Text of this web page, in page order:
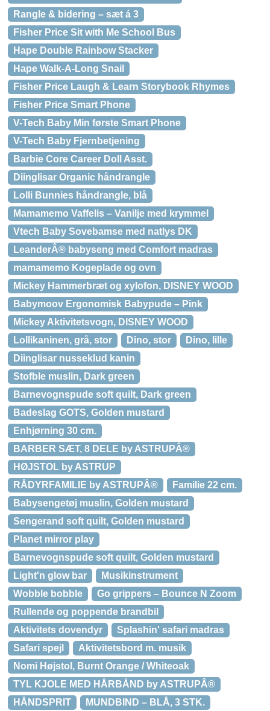
Rangle & bidering – sæt á 3
Fisher Price Sit with Me School Bus
Hape Double Rainbow Stacker
Hape Walk-A-Long Snail
Fisher Price Laugh & Learn Storybook Rhymes
Fisher Price Smart Phone
V-Tech Baby Min første Smart Phone
V-Tech Baby Fjernbetjening
Barbie Core Career Doll Asst.
Diinglisar Organic håndrangle
Lolli Bunnies håndrangle, blå
Mamamemo Vaffelis – Vanilje med krymmel
Vtech Baby Sovebamse med natlys DK
LeanderÂ® babyseng med Comfort madras
mamamemo Kogeplade og ovn
Mickey Hammerbræt og xylofon, DISNEY WOOD
Babymoov Ergonomisk Babypude – Pink
Mickey Aktivitetsvogn, DISNEY WOOD
Lollikaninen, grå, stor
Dino, stor
Dino, lille
Diinglisar nusseklud kanin
Stofble muslin, Dark green
Barnevognspude soft quilt, Dark green
Badeslag GOTS, Golden mustard
Enhjørning 30 cm.
BARBER SÆT, 8 DELE by ASTRUPÂ®
HØJSTOL by ASTRUP
RÅDYRFAMILIE by ASTRUPÂ®
Familie 22 cm.
Babysengetøj muslin, Golden mustard
Sengerand soft quilt, Golden mustard
Planet mirror play
Barnevognspude soft quilt, Golden mustard
Light'n glow bar
Musikinstrument
Wobble bobble
Go grippers – Bounce N Zoom
Rullende og poppende brandbil
Aktivitets dovendyr
Splashin' safari madras
Safari spejl
Aktivitetsbord m. musik
Nomi Højstol, Burnt Orange / Whiteoak
TYL KJOLE MED HÅRBÅND by ASTRUPÂ®
HÅNDSPRIT
MUNDBIND – BLÅ, 3 STK.